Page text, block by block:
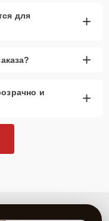
для
+
+
и
+